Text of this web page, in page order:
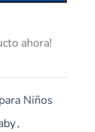
ahora!
Niños
,